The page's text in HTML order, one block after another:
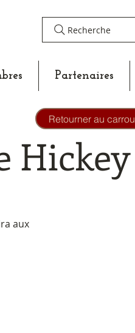
Recherche
Partenaires
Hickey
aux
Retourner au